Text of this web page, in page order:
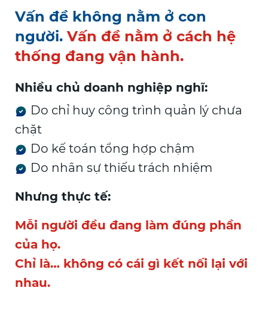
Vấn đề không nằm ở con
người. Vấn đề nằm ở cách hệ
thống đang vận hành.
Nhiều chủ doanh nghiệp nghĩ:
Do chỉ huy công trình quản lý chưa
chặt
Do kế toán tổng hợp chậm
Do nhân sự thiếu trách nhiệm
Nhưng thực tế:
Mỗi người đều đang làm đúng phần
của họ.
Chỉ là… không có cái gì kết nối lại với
nhau.